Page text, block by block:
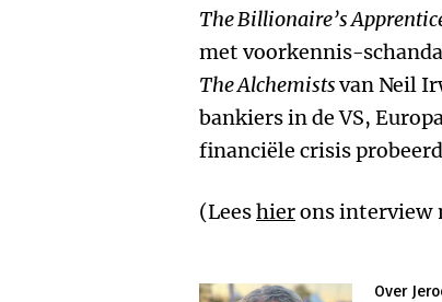
The Billionaire’s
met voorkennis-
The Alchemistsvan Neil
bankiers in de VS,
financiële crisis
(Leeshierons interview
Over